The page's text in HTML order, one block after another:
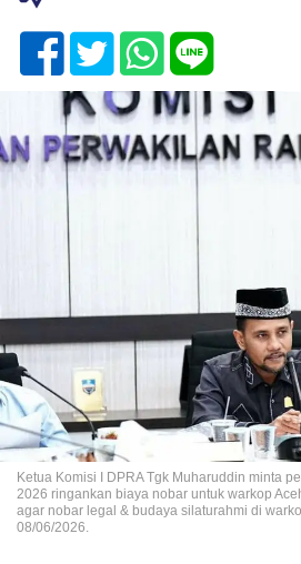
Ketua Komisi I DPRA Tgk Muharuddin minta
2026 ringankan biaya nobar untuk warkop
agar nobar legal & budaya silaturahmi di
08/06/2026.